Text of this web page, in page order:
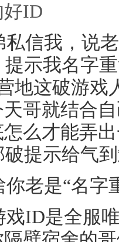
ID
私信我，说
示我名字
地这破游
哥就结合
么才能弄
提示给气
你老是“名字
戏ID是全服